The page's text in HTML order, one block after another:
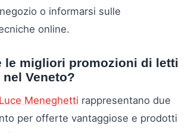
o informarsi sulle
online.
le migliori promozioni di letti
Veneto?
Luce Meneghetti rappresentano due
per offerte vantaggiose e prodotti